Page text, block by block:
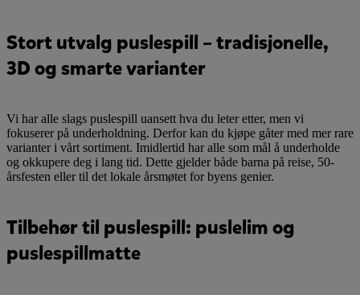
Stort utvalg puslespill – tradisjonelle,
3D og smarte varianter
Vi har alle slags puslespill uansett hva du leter etter, men vi
fokuserer på underholdning. Derfor kan du kjøpe gåter med mer rare
varianter i vårt sortiment. Imidlertid har alle som mål å underholde
og okkupere deg i lang tid. Dette gjelder både barna på reise, 50-
årsfesten eller til det lokale årsmøtet for byens genier.
Tilbehør til puslespill: puslelim og
puslespillmatte